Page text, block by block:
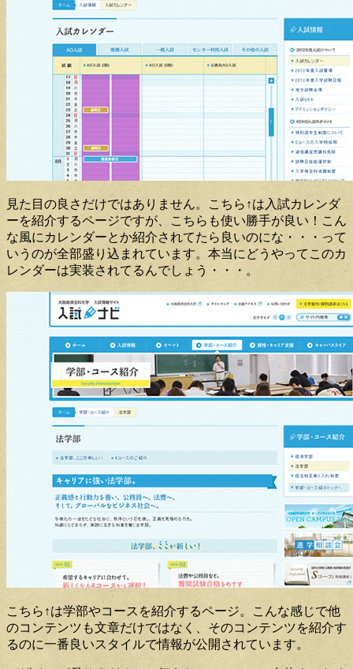
見た目の良さだけではありません。こちら↑は入試カレンダ
ーを紹介するページですが、こちらも使い勝手が良い！こん
な風にカレンダーとか紹介されてたら良いのにな・・・って
いうのが全部盛り込まれています。本当にどうやってこのカ
レンダーは実装されてるんでしょう・・・。
こちら↑は学部やコースを紹介するページ。こんな感じで他
のコンテンツも文章だけではなく、そのコンテンツを紹介す
るのに一番良いスタイルで情報が公開されています。